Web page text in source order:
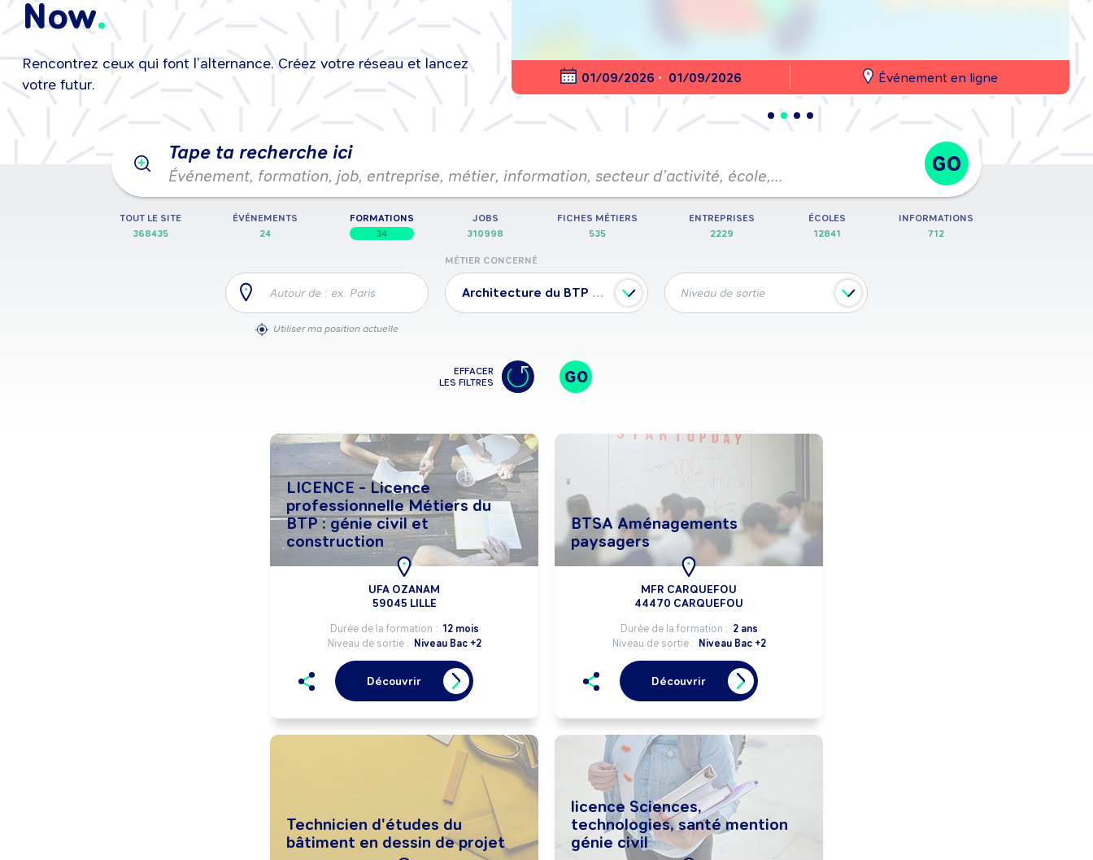
Now
Rencontrez ceux qui font l’alternance. Créez votre réseau et lancez
votre futur.
25/08/2026 01/09/2026 • 01/09/2026 Événement en ligne
Tape ta recherche ici
Événement, formation, job, entreprise, métier, information, secteur d’activité, école,… GO
TOUT LE SITE
368435
ÉVÉNEMENTS
24
FORMATIONS
34
JOBS
310998
FICHES MÉTIERS
535
ENTREPRISES
2229
ÉCOLES
12841
INFORMATIONS
712
EFFACER
LES FILTRES
Autour de : ex. Paris
Utiliser ma position actuelle
MÉTIER CONCERNÉ
Architecture du BTP et du paysage Niveau de sortie
GO
LICENCE - Licence
professionnelle Métiers du
BTP : génie civil et
construction
UFA OZANAM
59045 LILLE
Durée de la formation : 12 mois
Niveau de sortie : Niveau Bac +2
Découvrir
BTSA Aménagements
paysagers
MFR CARQUEFOU
44470 CARQUEFOU
Durée de la formation : 2 ans
Niveau de sortie : Niveau Bac +2
Découvrir
Technicien d'études du
bâtiment en dessin de projet
licence Sciences,
technologies, santé mention
génie civil